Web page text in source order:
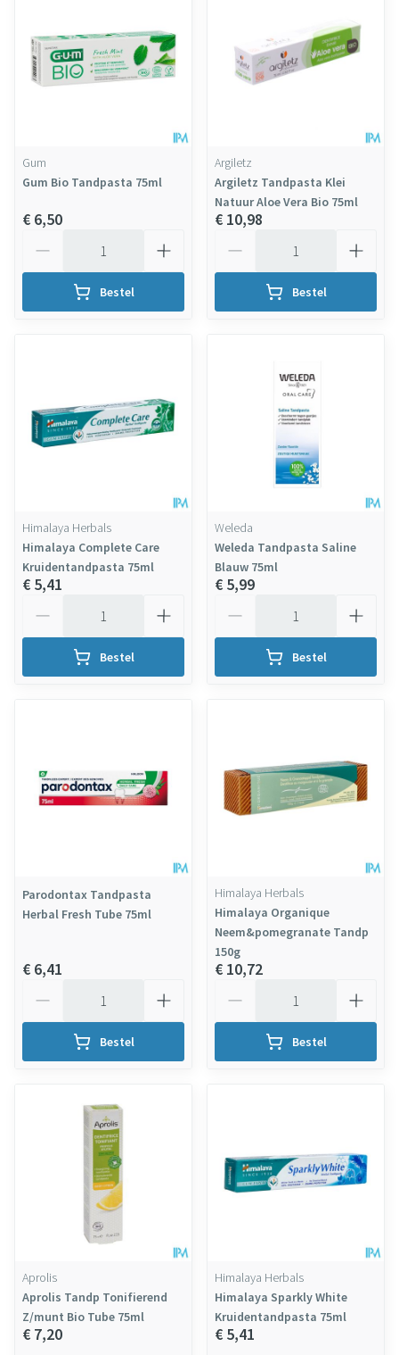
Gum
Gum Bio Tandpasta 75ml
€ 6,50
Bestel
Argiletz
Argiletz Tandpasta Klei
Natuur Aloe Vera Bio 75ml
€ 10,98
Bestel
Himalaya Herbals
Himalaya Complete Care
Kruidentandpasta 75ml
€ 5,41
Bestel
Weleda
Weleda Tandpasta Saline
Blauw 75ml
€ 5,99
Bestel
Parodontax Tandpasta
Herbal Fresh Tube 75ml
€ 6,41
Bestel
Himalaya Herbals
Himalaya Organique
Neem&pomegranate Tandp
150g
€ 10,72
Bestel
Aprolis
Aprolis Tandp Tonifierend
Z/munt Bio Tube 75ml
€ 7,20
Himalaya Herbals
Himalaya Sparkly White
Kruidentandpasta 75ml
€ 5,41